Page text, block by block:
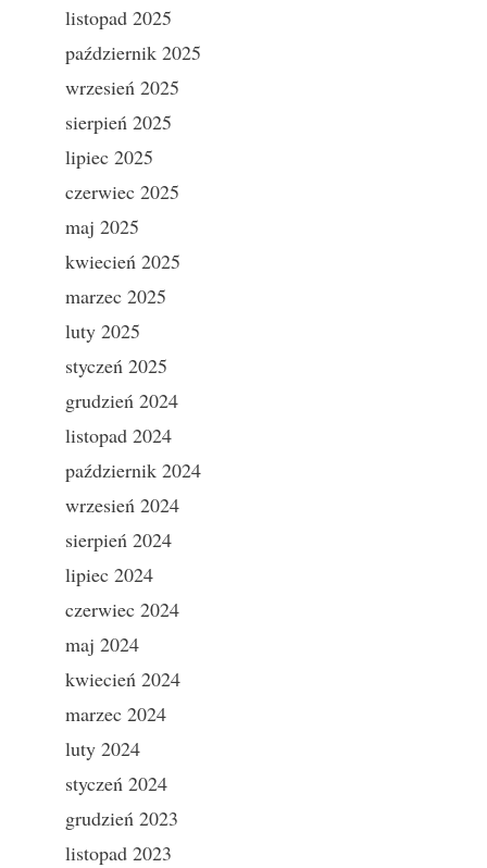
listopad 2025
październik 2025
wrzesień 2025
sierpień 2025
lipiec 2025
czerwiec 2025
maj 2025
kwiecień 2025
marzec 2025
luty 2025
styczeń 2025
grudzień 2024
listopad 2024
październik 2024
wrzesień 2024
sierpień 2024
lipiec 2024
czerwiec 2024
maj 2024
kwiecień 2024
marzec 2024
luty 2024
styczeń 2024
grudzień 2023
listopad 2023